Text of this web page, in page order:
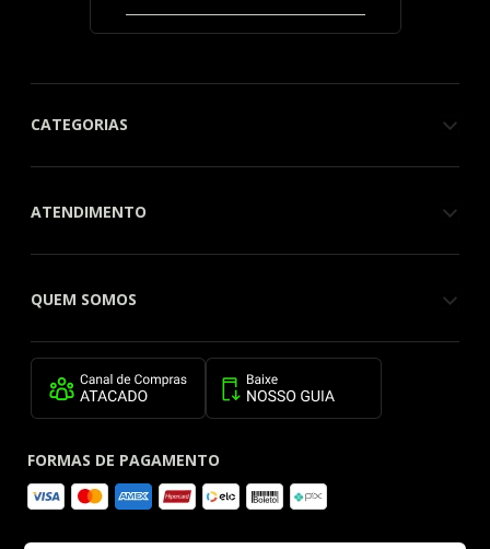
CATEGORIAS
ATENDIMENTO
QUEM SOMOS
FORMAS DE PAGAMENTO